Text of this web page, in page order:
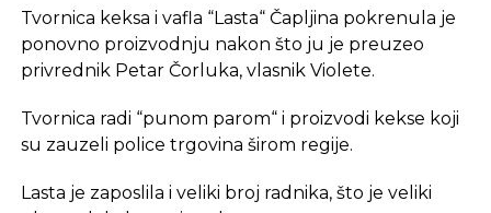
U coworking prostoru, radnici su okruženi sličnim
profesionalcima, što potiče produktivnost i radnu
atmosferu koju je teško postići u kućnom
Dodatna prednost coworkinga je umrežavanje i
prostoru omogućava razmjenu ideja, kontakata i
Tvornica keksa i vafla “Lasta“ Čapljina pokrenula je
ponovno proizvodnju nakon što ju je preuzeo
privrednik Petar Čorluka, vlasnik Violete.
Tvornica radi “punom parom“ i proizvodi kekse koji
su zauzeli police trgovina širom regije.
Lasta je zaposlila i veliki broj radnika, što je veliki